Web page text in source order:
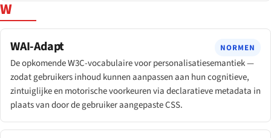
W
WAI-Adapt NORMEN
De opkomende W3C-vocabulaire voor personalisatiesemantiek —
zodat gebruikers inhoud kunnen aanpassen aan hun cognitieve,
zintuiglijke en motorische voorkeuren via declaratieve metadata in
plaats van door de gebruiker aangepaste CSS.